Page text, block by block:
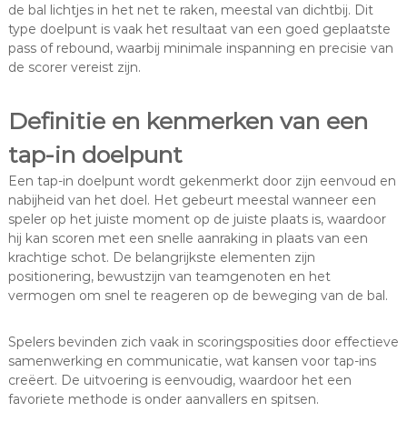
de bal lichtjes in het net te raken, meestal van dichtbij. Dit
type doelpunt is vaak het resultaat van een goed geplaatste
pass of rebound, waarbij minimale inspanning en precisie van
de scorer vereist zijn.
Definitie en kenmerken van een
tap-in doelpunt
Een tap-in doelpunt wordt gekenmerkt door zijn eenvoud en
nabijheid van het doel. Het gebeurt meestal wanneer een
speler op het juiste moment op de juiste plaats is, waardoor
hij kan scoren met een snelle aanraking in plaats van een
krachtige schot. De belangrijkste elementen zijn
positionering, bewustzijn van teamgenoten en het
vermogen om snel te reageren op de beweging van de bal.
Spelers bevinden zich vaak in scoringsposities door effectieve
samenwerking en communicatie, wat kansen voor tap-ins
creëert. De uitvoering is eenvoudig, waardoor het een
favoriete methode is onder aanvallers en spitsen.